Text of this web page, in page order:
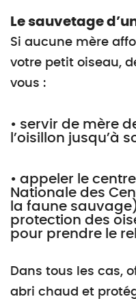
Le sauvetage
Si aucune mère
votre petit oiseau,
vous :
• servir de mère
l’oisillon jusqu’à
• appeler le
Nationale des
la faune
protection des
pour prendre le
Dans tous les cas,
abri chaud et